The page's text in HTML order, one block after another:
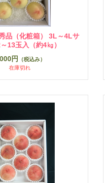
品（化粧箱） 3L～4Lサ
13玉入（約4㎏）
円
（税込み）
在庫切れ